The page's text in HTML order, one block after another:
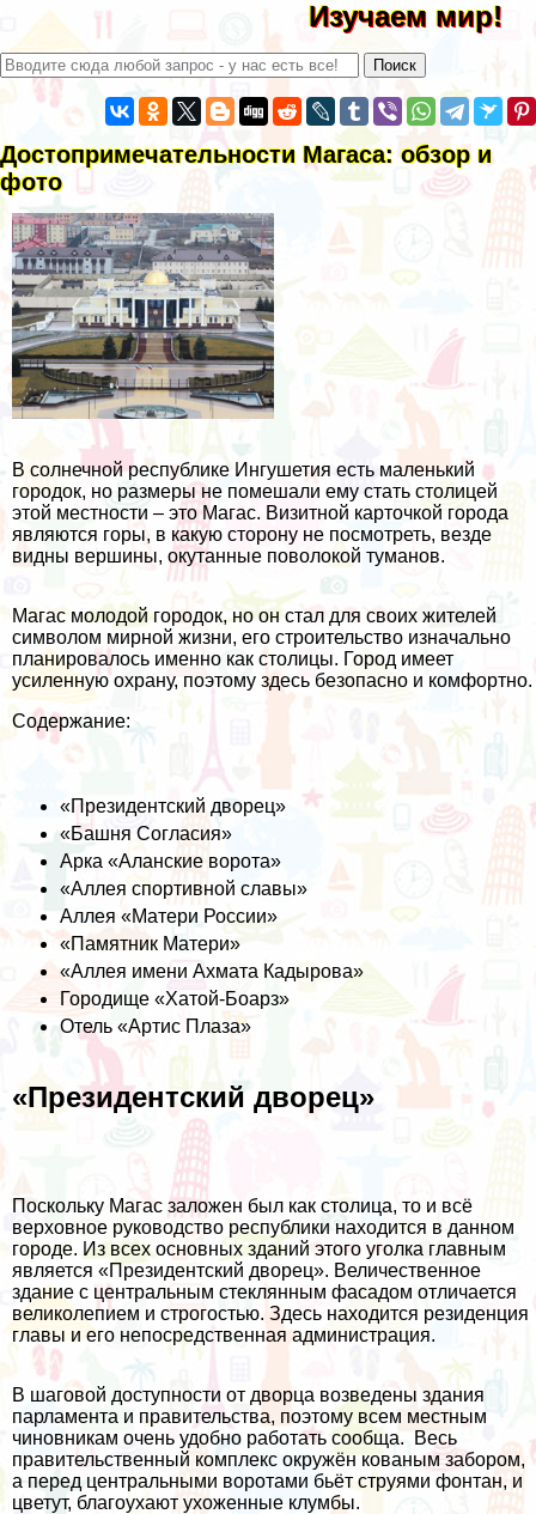
Изучаем мир!
Достопримечательности Магаса: обзор и
фото
В солнечной республике Ингушетия есть маленький
городок, но размеры не помешали ему стать столицей
этой местности – это Магас. Визитной карточкой города
являются горы, в какую сторону не посмотреть, везде
видны вершины, окутанные поволокой туманов.
Магас молодой городок, но он стал для своих жителей
символом мирной жизни, его строительство изначально
планировалось именно как столицы. Город имеет
усиленную охрану, поэтому здесь безопасно и комфортно.
Содержание:
«Президентский дворец»
«Башня Согласия»
Арка «Аланские ворота»
«Аллея спортивной славы»
Аллея «Матери России»
«Памятник Матери»
«Аллея имени Ахмата Кадырова»
Городище «Хатой-Боарз»
Отель «Артис Плаза»
«Президентский дворец»
Поскольку Магас заложен был как столица, то и всё
верховное руководство республики находится в данном
городе. Из всех основных зданий этого уголка главным
является «Президентский дворец». Величественное
здание с центральным стеклянным фасадом отличается
великолепием и строгостью. Здесь находится резиденция
главы и его непосредственная администрация.
В шаговой доступности от дворца возведены здания
парламента и правительства, поэтому всем местным
чиновникам очень удобно работать сообща. Весь
правительственный комплекс окружён кованым забором,
а перед центральными воротами бьёт струями фонтан, и
цветут, благоухают ухоженные клумбы.